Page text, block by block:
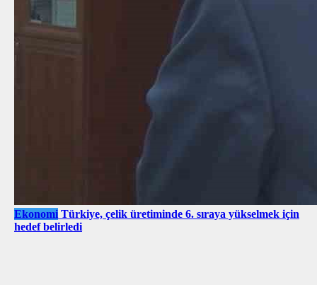
Ekonomi Türkiye, çelik üretiminde 6. sıraya yükselmek için
hedef belirledi